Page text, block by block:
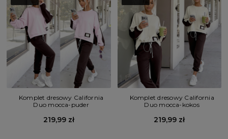
Komplet dresowy California
Duo mocca-puder
219,99 zł
Komplet dresowy California
Duo mocca-kokos
219,99 zł